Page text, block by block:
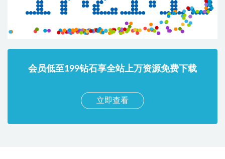
会员低至199钻石享全站上万资源免费下载
立即查看